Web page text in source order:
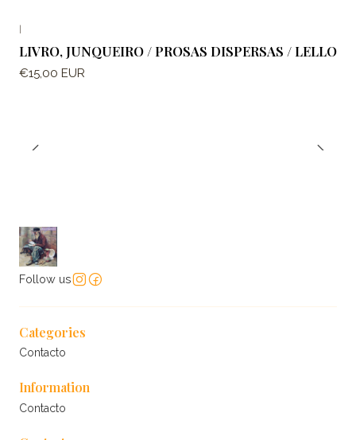
|
LIVRO, JUNQUEIRO / PROSAS DISPERSAS / LELLO
€15,00 EUR
Follow us
Categories
Contacto
Information
Contacto